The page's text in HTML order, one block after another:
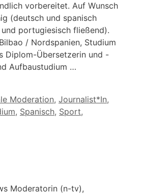
vorbereitet. Auf Wunsch
(deutsch und spanisch
portugiesisch fließend).
/ Nordspanien, Studium
Diplom-Übersetzerin und -
Aufbaustudium …
Moderation, Journalist*In,
, Spanisch, Sport,
Moderatorin (n-tv),